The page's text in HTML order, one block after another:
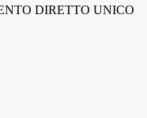
DIRETTO UNICO